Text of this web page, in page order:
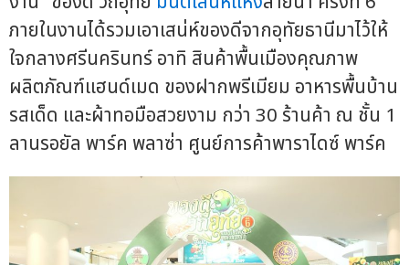
ภายในงานได้รวมเอาเสน่ห์ของดีจากอุทัยธานีมาไว้ให้
ใจกลางศรีนครินทร์ อาทิ สินค้าพื้นเมืองคุณภาพ
ผลิตภัณฑ์แฮนด์เมด ของฝากพรีเมียม อาหารพื้นบ้าน
รสเด็ด และผ้าทอมือสวยงาม กว่า 30 ร้านค้า ณ ชั้น 1
ลานรอยัล พาร์ค พลาซ่า ศูนย์การค้าพาราไดซ์ พาร์ค